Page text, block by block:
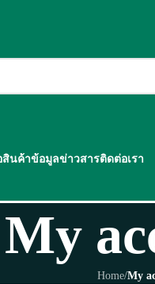
สินค้าข้อมูลข่าวสารติดต่อเรา
My
Home/My